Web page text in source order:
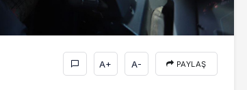
A+ A- PAYLAŞ